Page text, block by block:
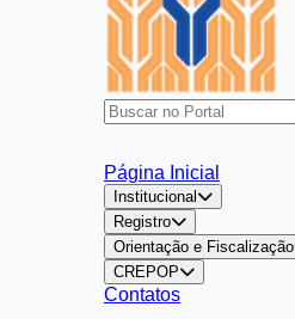
Página Inicial
Institucional
Registro
Orientação e Fiscalização
CREPOP
Contatos